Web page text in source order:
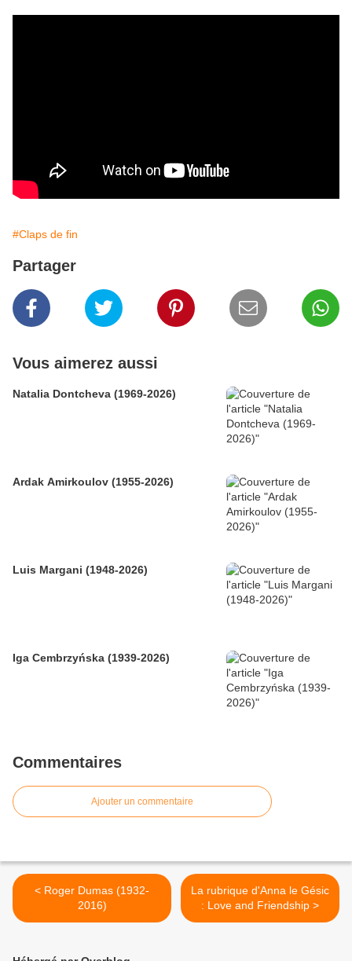
#Claps de fin
Partager
Vous aimerez aussi
Natalia Dontcheva (1969-2026)
Ardak Amirkoulov (1955-2026)
Luis Margani (1948-2026)
Iga Cembrzyńska (1939-2026)
Commentaires
Ajouter un commentaire
< Roger Dumas (1932-
2016)
La rubrique d'Anna le Gésic
: Love and Friendship >